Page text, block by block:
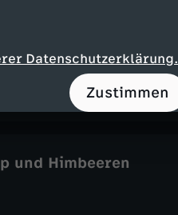
Datenschutzerklärung.
Zustimmen
und Himbeeren